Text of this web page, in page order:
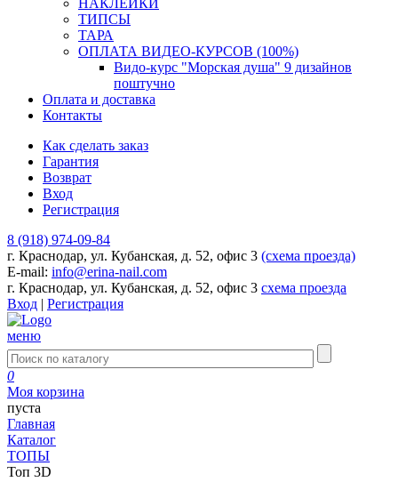
НАКЛЕЙКИ
ТИПСЫ
ТАРА
ОПЛАТА ВИДЕО-КУРСОВ (100%)
Видо-курс "Морская душа" 9 дизайнов
поштучно
Оплата и доставка
Контакты
Как сделать заказ
Гарантия
Возврат
Вход
Регистрация
8 (918) 974-09-84
г. Краснодар, ул. Кубанская, д. 52, офис 3 (схема проезда)
E-mail: info@erina-nail.com
г. Краснодар, ул. Кубанская, д. 52, офис 3 схема проезда
Вход | Регистрация
меню
0
Моя корзина
пуста
Главная
Каталог
ТОПЫ
Топ 3D